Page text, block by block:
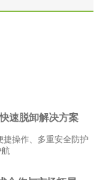
速脱卸解决方案
捷操作、多重安全防护